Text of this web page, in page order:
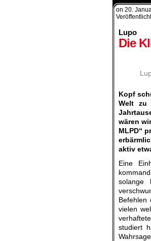
on 20.
Lupo
Die
Kopf
Welt zu
wären
MLPD“
aktiv
Eine
solange
Befehlen
vielen
studiert